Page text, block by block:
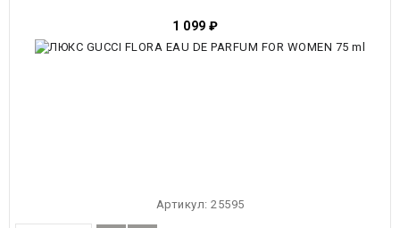
1 099 ₽
Артикул: 25595